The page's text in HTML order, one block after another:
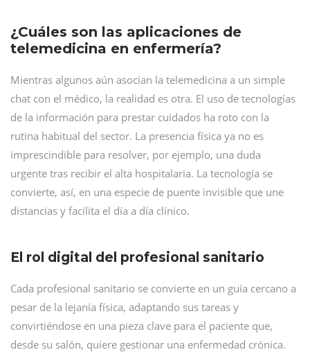
¿Cuáles son las aplicaciones de
telemedicina en enfermería?
Mientras algunos aún asocian la telemedicina a un simple
chat con el médico, la realidad es otra. El uso de tecnologías
de la información para prestar cuidados ha roto con la
rutina habitual del sector. La presencia física ya no es
imprescindible para resolver, por ejemplo, una duda
urgente tras recibir el alta hospitalaria. La tecnología se
convierte, así, en una especie de puente invisible que une
distancias y facilita el día a día clínico.
El rol digital del profesional sanitario
Cada profesional sanitario se convierte en un guía cercano a
pesar de la lejanía física, adaptando sus tareas y
convirtiéndose en una pieza clave para el paciente que,
desde su salón, quiere gestionar una enfermedad crónica.